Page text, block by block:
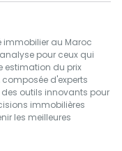
immobilier au Maroc
pour ceux qui
estimation du prix
d'experts
outils innovants pour
immobilières
les meilleures